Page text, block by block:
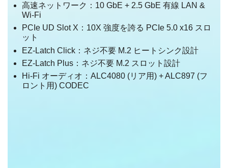
高速ネットワーク：10 GbE + 2.5 GbE 有線 LAN &
Wi-Fi
PCIe UD Slot X：10X 強度を誇る PCIe 5.0 x16 スロ
ット
EZ-Latch Click：ネジ不要 M.2 ヒートシンク設計
EZ-Latch Plus：ネジ不要 M.2 スロット設計
Hi-Fi オーディオ：ALC4080 (リア用) + ALC897 (フ
ロント用) CODEC